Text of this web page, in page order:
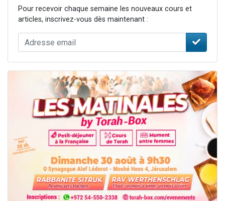
Pour recevoir chaque semaine les nouveaux cours et
articles, inscrivez-vous dès maintenant :